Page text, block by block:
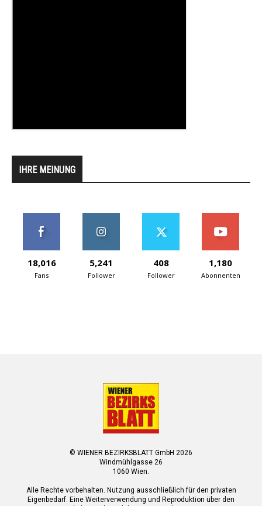
IHRE MEINUNG
18,016
Fans
5,241
Follower
408
Follower
1,180
Abonnenten
© WIENER BEZIRKSBLATT GmbH 2026
Windmühlgasse 26
1060 Wien.
Alle Rechte vorbehalten. Nutzung ausschließlich für den privaten
Eigenbedarf. Eine Weiterverwendung und Reproduktion über den